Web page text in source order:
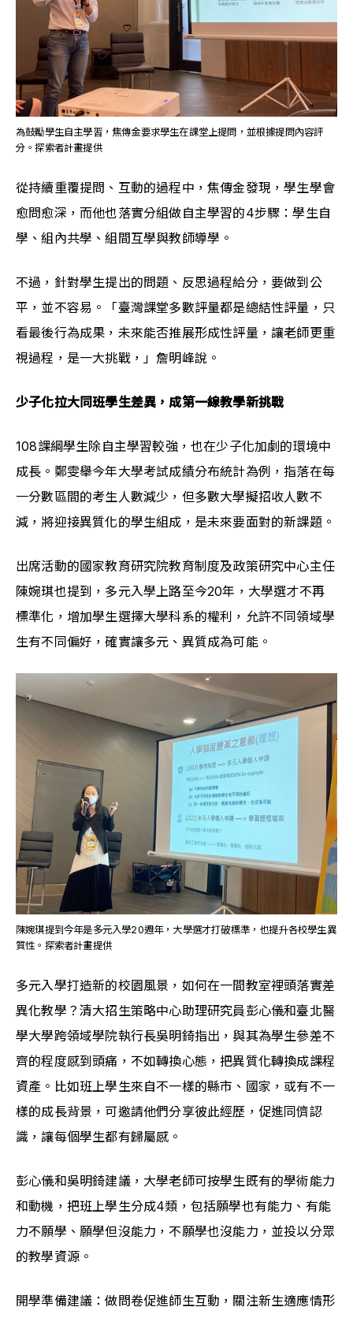
為鼓勵學生自主學習，焦傳金要求學生在課堂上提問，並根據提問內容評
分。探索者計畫提供
從持續重覆提問、互動的過程中，焦傳金發現，學生學會
愈問愈深，而他也落實分組做自主學習的4步驟：學生自
學、組內共學、組間互學與教師導學。
不過，針對學生提出的問題、反思過程給分，要做到公
平，並不容易。「臺灣課堂多數評量都是總結性評量，只
看最後行為成果，未來能否推展形成性評量，讓老師更重
視過程，是一大挑戰，」詹明峰說。
少子化拉大同班學生差異，成第一線教學新挑戰
108課綱學生除自主學習較強，也在少子化加劇的環境中
成長。鄭雯舉今年大學考試成績分布統計為例，指落在每
一分數區間的考生人數減少，但多數大學擬招收人數不
減，將迎接異質化的學生組成，是未來要面對的新課題。
出席活動的國家教育研究院教育制度及政策研究中心主任
陳婉琪也提到，多元入學上路至今20年，大學選才不再
標準化，增加學生選擇大學科系的權利，允許不同領域學
生有不同偏好，確實讓多元、異質成為可能。
陳婉琪提到今年是多元入學20週年，大學選才打破標準，也提升各校學生異
質性。探索者計畫提供
多元入學打造新的校園風景，如何在一間教室裡頭落實差
異化教學？清大招生策略中心助理研究員彭心儀和臺北醫
學大學跨領域學院執行長吳明錡指出，與其為學生參差不
齊的程度感到頭痛，不如轉換心態，把異質化轉換成課程
資產。比如班上學生來自不一樣的縣市、國家，或有不一
樣的成長背景，可邀請他們分享彼此經歷，促進同儕認
識，讓每個學生都有歸屬感。
彭心儀和吳明錡建議，大學老師可按學生既有的學術能力
和動機，把班上學生分成4類，包括願學也有能力、有能
力不願學、願學但沒能力，不願學也沒能力，並投以分眾
的教學資源。
開學準備建議：做問卷促進師生互動，關注新生適應情形